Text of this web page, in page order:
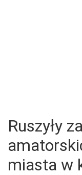
Ruszyły
miasta w